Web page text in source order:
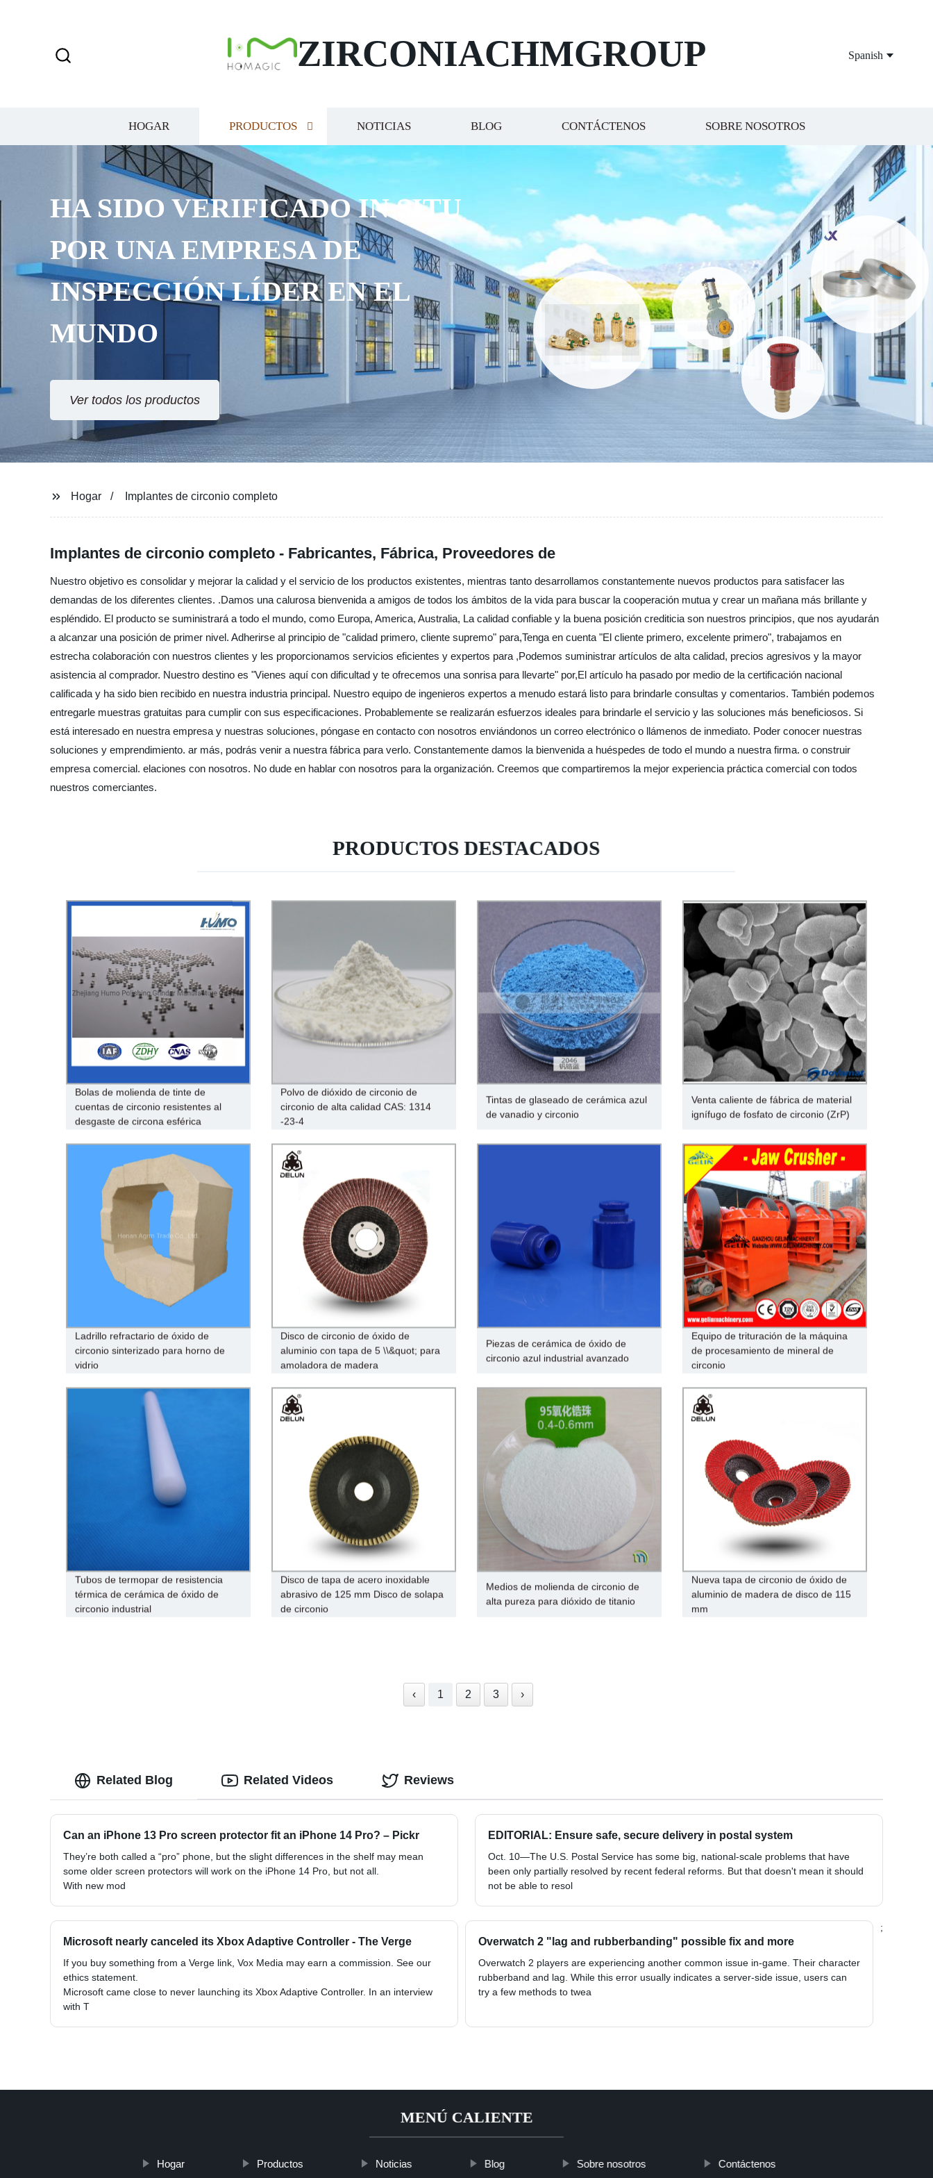
ZIRCONIACHMGROUP Spanish
HOGAR PRODUCTOS NOTICIAS BLOG CONTÁCTENOS SOBRE NOSOTROS
Hogar Implantes de circonio completo
Implantes de circonio completo - Fabricantes, Fábrica, Proveedores de
Nuestro objetivo es consolidar y mejorar la calidad y el servicio de los productos existentes, mientras tanto desarrollamos constantemente nuevos productos para satisfacer las
demandas de los diferentes clientes. .Damos una calurosa bienvenida a amigos de todos los ámbitos de la vida para buscar la cooperación mutua y crear un mañana más brillante y
espléndido. El producto se suministrará a todo el mundo, como Europa, America, Australia, La calidad confiable y la buena posición crediticia son nuestros principios, que nos ayudarán
a alcanzar una posición de primer nivel. Adherirse al principio de "calidad primero, cliente supremo" para,Tenga en cuenta "El cliente primero, excelente primero", trabajamos en
estrecha colaboración con nuestros clientes y les proporcionamos servicios eficientes y expertos para ,Podemos suministrar artículos de alta calidad, precios agresivos y la mayor
asistencia al comprador. Nuestro destino es "Vienes aquí con dificultad y te ofrecemos una sonrisa para llevarte" por,El artículo ha pasado por medio de la certificación nacional
calificada y ha sido bien recibido en nuestra industria principal. Nuestro equipo de ingenieros expertos a menudo estará listo para brindarle consultas y comentarios. También podemos
entregarle muestras gratuitas para cumplir con sus especificaciones. Probablemente se realizarán esfuerzos ideales para brindarle el servicio y las soluciones más beneficiosos. Si
está interesado en nuestra empresa y nuestras soluciones, póngase en contacto con nosotros enviándonos un correo electrónico o llámenos de inmediato. Poder conocer nuestras
soluciones y emprendimiento. ar más, podrás venir a nuestra fábrica para verlo. Constantemente damos la bienvenida a huéspedes de todo el mundo a nuestra firma. o construir
empresa comercial. elaciones con nosotros. No dude en hablar con nosotros para la organización. Creemos que compartiremos la mejor experiencia práctica comercial con todos
nuestros comerciantes.
PRODUCTOS DESTACADOS
Bolas de molienda de tinte de
cuentas de circonio resistentes al
desgaste de circona esférica
Polvo de dióxido de circonio de
circonio de alta calidad CAS: 1314
-23-4
Tintas de glaseado de cerámica azul
de vanadio y circonio
Venta caliente de fábrica de material
ignífugo de fosfato de circonio (ZrP)
Ladrillo refractario de óxido de
circonio sinterizado para horno de
vidrio
Disco de circonio de óxido de
aluminio con tapa de 5 \\&quot; para
amoladora de madera
Piezas de cerámica de óxido de
circonio azul industrial avanzado
Equipo de trituración de la máquina
de procesamiento de mineral de
circonio
Tubos de termopar de resistencia
térmica de cerámica de óxido de
circonio industrial
Disco de tapa de acero inoxidable
abrasivo de 125 mm Disco de solapa
de circonio
Medios de molienda de circonio de
alta pureza para dióxido de titanio
Nueva tapa de circonio de óxido de
aluminio de madera de disco de 115
mm
‹ 1 2 3 ›
Related Blog
Can an iPhone 13 Pro screen protector fit an iPhone 14 Pro? – Pickr
They’re both called a “pro” phone, but the slight differences in the shelf may mean
some older screen protectors will work on the iPhone 14 Pro, but not all.
With new mod
EDITORIAL: Ensure safe, secure delivery in postal system
Oct. 10—The U.S. Postal Service has some big, national-scale problems that have
been only partially resolved by recent federal reforms. But that doesn't mean it should
not be able to resol
Microsoft nearly canceled its Xbox Adaptive Controller - The Verge
If you buy something from a Verge link, Vox Media may earn a commission. See our
ethics statement.
Microsoft came close to never launching its Xbox Adaptive Controller. In an interview
with T
Overwatch 2 "lag and rubberbanding" possible fix and more
Overwatch 2 players are experiencing another common issue in-game. Their character
rubberband and lag. While this error usually indicates a server-side issue, users can
try a few methods to twea
;
Related Videos Reviews
MENÚ CALIENTE
Hogar Productos Noticias Blog Sobre nosotros Contáctenos